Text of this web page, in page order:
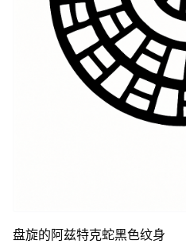
盘旋的阿兹特克蛇黑色纹身